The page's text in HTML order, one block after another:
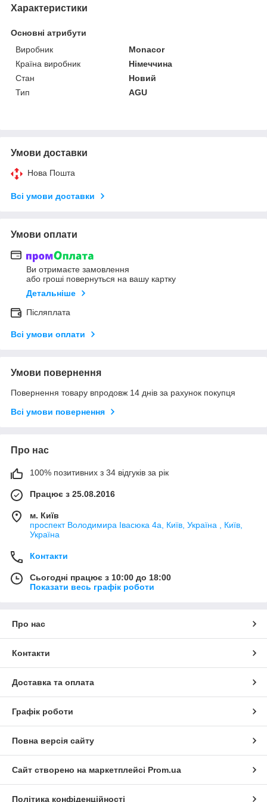
Характеристики
Основні атрибути
Виробник
Monacor
Країна виробник
Німеччина
Стан
Новий
Тип
AGU
Умови доставки
Нова Пошта
Всі умови доставки
Умови оплати
Ви отримаєте замовлення
або гроші повернуться на вашу картку
Детальніше
Післяплата
Всі умови оплати
Умови повернення
Повернення товару впродовж 14 днів за рахунок покупця
Всі умови повернення
Про нас
100% позитивних з 34 відгуків за рік
Працює з 25.08.2016
м. Київ
проспект Володимира Івасюка 4а, Київ, Україна , Київ,
Україна
Контакти
Сьогодні працює з 10:00 до 18:00
Показати весь графік роботи
Про нас
Контакти
Доставка та оплата
Графік роботи
Повна версія сайту
Сайт створено на маркетплейсі Prom.ua
Політика конфіденційності